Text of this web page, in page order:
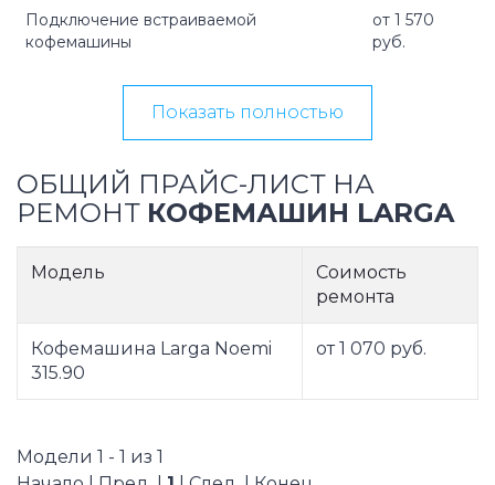
Подключение встраиваемой
кофемашины
от 1 570
руб.
Показать полностью
ОБЩИЙ ПРАЙС-ЛИСТ НА
РЕМОНТ КОФЕМАШИН LARGA
Модель
Соимость
ремонта
Кофемашина Larga Noemi
315.90
от 1 070 руб.
Модели 1 - 1 из 1